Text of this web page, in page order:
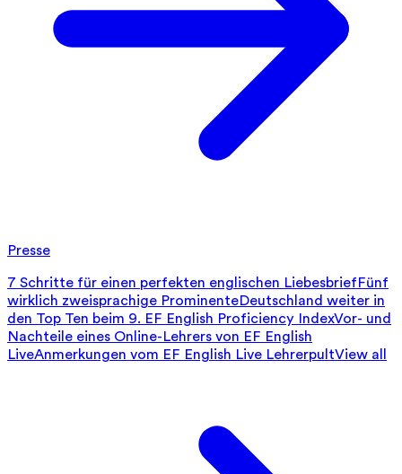
Presse
7 Schritte für einen perfekten englischen LiebesbriefFünf
wirklich zweisprachige ProminenteDeutschland weiter in
den Top Ten beim 9. EF English Proficiency IndexVor- und
Nachteile eines Online-Lehrers von EF English
LiveAnmerkungen vom EF English Live LehrerpultView all